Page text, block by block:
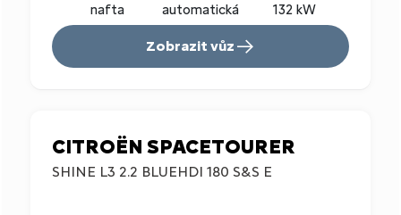
nafta automatická 132 kW
Zobrazit vůz
CITROËN SPACETOURER
SHINE L3 2.2 BLUEHDI 180 S&S E